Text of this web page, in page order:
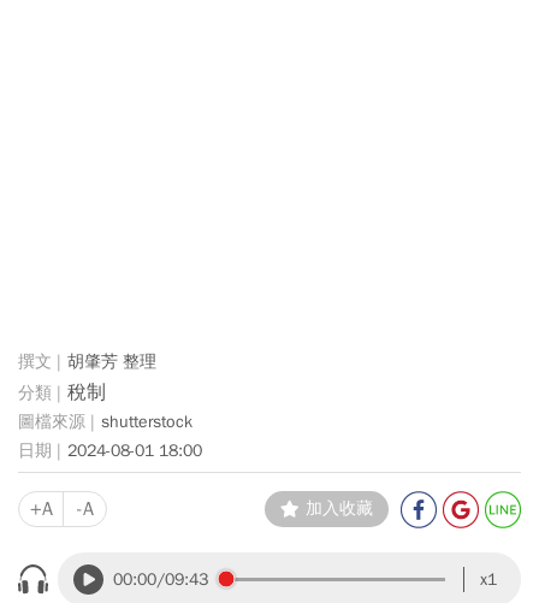
胡肇芳 整理
稅制
shutterstock
2024-08-01 18:00
+A -A 加入收藏
00:00/09:43 x1